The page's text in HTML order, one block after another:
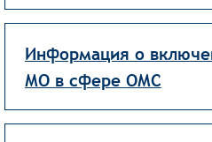
Информация о
МО в сфере ОМС